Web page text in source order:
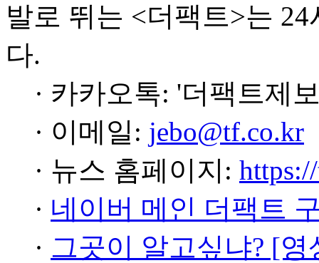
발로 뛰는 <더팩트>는
다.
· 카카오톡: '더팩트제
· 이메일: jebo@tf.co.kr
· 뉴스 홈페이지:
· 네이버 메인 더팩트
· 그곳이 알고싶냐? [